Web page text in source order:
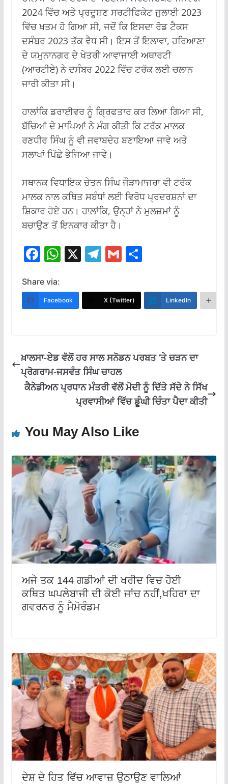
2024 ਵਿੱਚ ਅਤੇ ਪ੍ਰਦੂਸ਼ਣ ਸਰਟੀਫਿਕੇਟ ਜੁਲਾਈ 2023
ਵਿੱਚ ਖਤਮ ਹੋ ਗਿਆ ਸੀ, ਜਦੋਂ ਕਿ ਇਸਦਾ ਰੋਡ ਟੈਕਸ
ਦਸੰਬਰ 2023 ਤੱਕ ਵੈਧ ਸੀ। ਇਸ ਤੋਂ ਇਲਾਵਾ, ਹਰਿਆਣਾ
ਦੇ ਯਮੁਨਾਨਗਰ ਦੇ ਖੇਤਰੀ ਆਵਾਜਾਈ ਅਥਾਰਟੀ
(ਆਰਟੀਏ) ਨੇ ਦਸੰਬਰ 2022 ਵਿੱਚ ਟਰੱਕ ਲਈ ਚਲਾਨ
ਜਾਰੀ ਕੀਤਾ ਸੀ।
ਹਾਲਾਂਕਿ ਡਰਾਈਵਰ ਨੂੰ ਗ੍ਰਿਫਤਾਰ ਕਰ ਲਿਆ ਗਿਆ ਸੀ,
ਬੱਚਿਆਂ ਦੇ ਮਾਪਿਆਂ ਨੇ ਮੰਗ ਕੀਤੀ ਕਿ ਟਰੱਕ ਮਾਲਕ
ਰਣਧੀਰ ਸਿੰਘ ਨੂੰ ਵੀ ਜਵਾਬਦੇਹ ਬਣਾਇਆ ਜਾਵੇ ਅਤੇ
ਸਲਾਖਾਂ ਪਿੱਛੇ ਭੇਜਿਆ ਜਾਵੇ।
ਸਥਾਨਕ ਵਿਧਾਇਕ ਚੇਤਨ ਸਿੰਘ ਜੌੜਾਮਾਜਰਾ ਵੀ ਟਰੱਕ
ਮਾਲਕ ਨਾਲ ਕਥਿਤ ਸਬੰਧਾਂ ਲਈ ਵਿਰੋਧ ਪ੍ਰਦਰਸ਼ਨਾਂ ਦਾ
ਸ਼ਿਕਾਰ ਹੋਏ ਹਨ। ਹਾਲਾਂਕਿ, ਉਨ੍ਹਾਂ ਨੇ ਮੁਲਜ਼ਮਾਂ ਨੂੰ
ਬਚਾਉਣ ਤੋਂ ਇਨਕਾਰ ਕੀਤਾ ਹੈ।
F
e
b
k
W
at
s
p
X T
e
gr
G
ai
l
S
ar
e
Share via:
Facebook X (Twitter) LinkedIn
ਖ਼ਾਲਸਾ-ਏਡ ਵੱਲੋਂ ਹਰ ਸਾਲ ਸਨੋਡਨ ਪਰਬਤ ‘ਤੇ ਚੜਨ ਦਾ
ਪ੍ਰੋਗਰਾਮ-ਜਸਵੰਤ ਸਿੰਘ ਚਾਹਲ
ਕੈਨੇਡੀਅਨ ਪ੍ਰਧਾਨ ਮੰਤਰੀ ਵੱਲੋਂ ਮੋਦੀ ਨੂੰ ਦਿੱਤੇ ਸੱਦੇ ਨੇ ਸਿੱਖ
ਪ੍ਰਵਾਸੀਆਂ ਵਿੱਚ ਡੂੰਘੀ ਚਿੰਤਾ ਪੈਦਾ ਕੀਤੀ
You May Also Like
ਅਜੇ ਤਕ 144 ਗਡੀਆਂ ਦੀ ਖਰੀਦ ਵਿਚ ਹੋਈ
ਕਥਿਤ ਘਪਲੇਬਾਜੀ ਦੀ ਕੋਈ ਜਾਂਚ ਨਹੀਂ,ਖਹਿਰਾ ਦਾ
ਗਵਰਨਰ ਨੂੰ ਮੈਮੋਰੰਡਮ
ਦੇਸ਼ ਦੇ ਹਿਤ ਵਿੱਚ ਆਵਾਜ਼ ਉਠਾਉਣ ਵਾਲਿਆਂ